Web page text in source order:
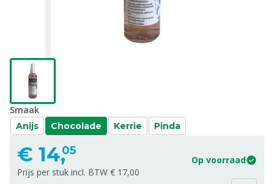
Smaak
Anijs Chocolade Kerrie Pinda
€ 14,05
Op voorraad
Prijs per stuk incl. BTW € 17,00